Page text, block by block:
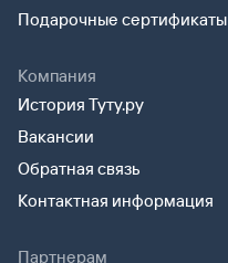
Подарочные сертификаты
Компания
История Туту.ру
Вакансии
Обратная связь
Контактная информация
Партнерам